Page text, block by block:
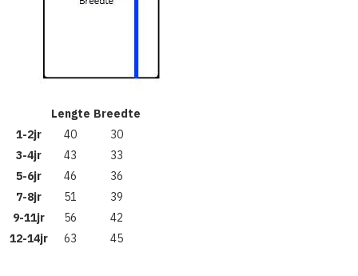
Lengte Breedte
1-2jr
40
30
3-4jr
43
33
5-6jr
46
36
7-8jr
51
39
9-11jr
56
42
12-14jr
63 45